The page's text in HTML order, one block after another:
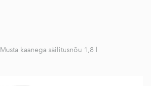
Musta kaanega säilitusnõu 1,8 l